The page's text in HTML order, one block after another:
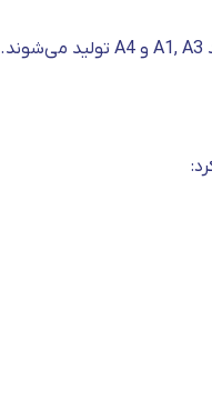
کارخانه قائم رازی واقع در شهرک رازی اصفهان در شهر شهرضا می‌باشد. میلگرد قائم در سایز های 8 تا 40 و در گرید A1, A3 و A4 تولید می‌شوند.